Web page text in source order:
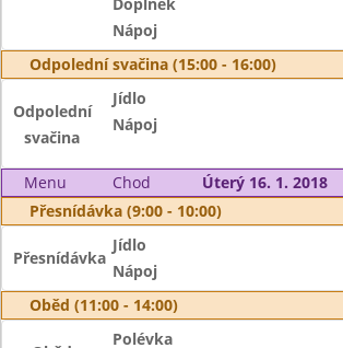
Nápoj
Odpolední svačina (15:00 - 16:00)
Odpolední
svačina
Jídlo
Nápoj
Menu Chod
Úterý 16. 1. 2018
Přesnídávka (9:00 - 10:00)
Přesnídávka
Jídlo
Nápoj
Oběd (11:00 - 14:00)
Polévka